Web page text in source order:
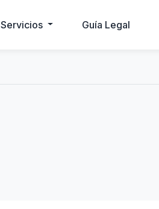
Servicios Guía Legal